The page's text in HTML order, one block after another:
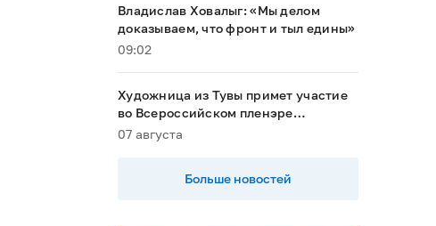
Владислав Ховалыг: «Мы делом
доказываем, что фронт и тыл едины»
09:02
Художница из Тувы примет участие
во Всероссийском пленэре
акварелистов в Ханты-Мансийске
07 августа
Больше новостей